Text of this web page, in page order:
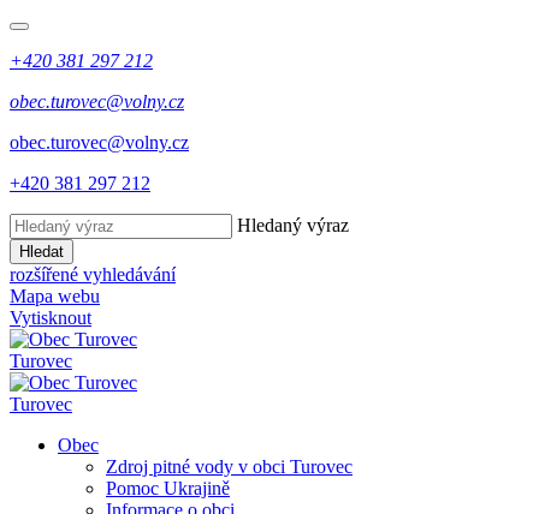
+420 381 297 212
obec.turovec@volny.cz
obec.turovec@volny.cz
+420 381 297 212
Hledaný výraz
Hledat
rozšířené vyhledávání
Mapa webu
Vytisknout
Turovec
Turovec
Obec
Zdroj pitné vody v obci Turovec
Pomoc Ukrajině
Informace o obci